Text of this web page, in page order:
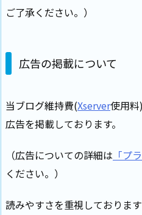
ご了承ください。）
広告の掲載について
当ブログ維持費(Xserver使用
広告を掲載しております。
（広告についての詳細は 「プ
ください。）
読みやすさを重視しておりま